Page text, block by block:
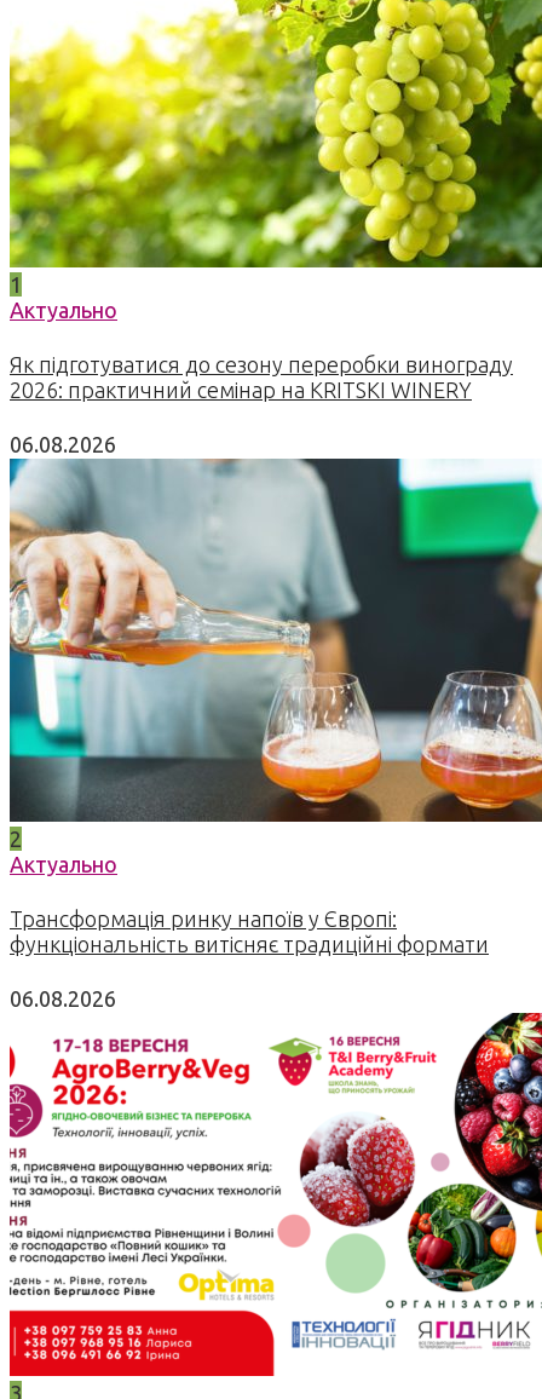
1
Актуально
Як підготуватися до сезону переробки винограду
2026: практичний семінар на KRITSKI WINERY
06.08.2026
2
Актуально
Трансформація ринку напоїв у Європі:
функціональність витісняє традиційні формати
06.08.2026
3